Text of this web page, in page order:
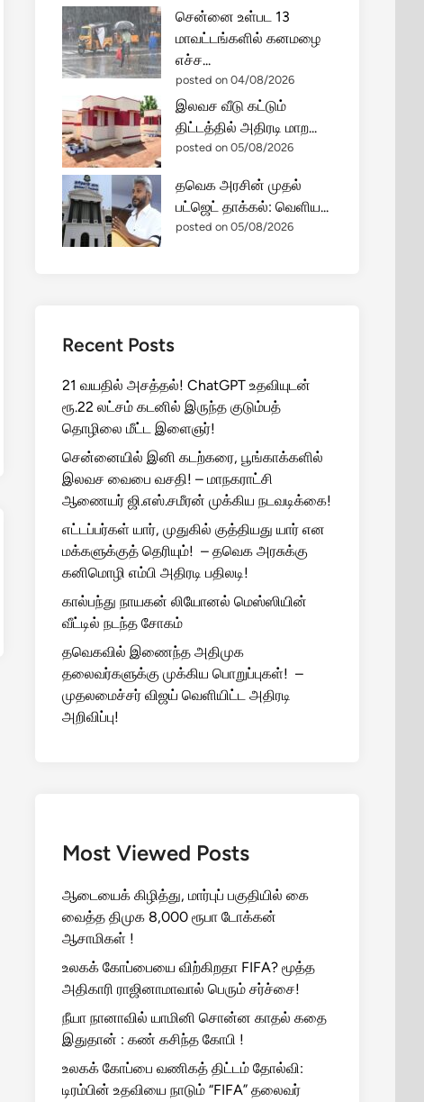
சென்னை உள்பட 13
மாவட்டங்களில் கனமழை
எச்ச...
posted on 04/08/2026
இலவச வீடு கட்டும்
திட்டத்தில் அதிரடி மாற...
posted on 05/08/2026
தவெக அரசின் முதல்
பட்ஜெட் தாக்கல்: வெளிய...
posted on 05/08/2026
Recent Posts
21 வயதில் அசத்தல்! ChatGPT உதவியுடன்
ரூ.22 லட்சம் கடனில் இருந்த குடும்பத்
தொழிலை மீட்ட இளைஞர்!
சென்னையில் இனி கடற்கரை, பூங்காக்களில்
இலவச வைபை வசதி! – மாநகராட்சி
ஆணையர் ஜி.எஸ்.சமீரன் முக்கிய நடவடிக்கை!
எட்டப்பர்கள் யார், முதுகில் குத்தியது யார் என
மக்களுக்குத் தெரியும்! – தவெக அரசுக்கு
கனிமொழி எம்பி அதிரடி பதிலடி!
கால்பந்து நாயகன் லியோனல் மெஸ்ஸியின்
வீட்டில் நடந்த சோகம்
தவெகவில் இணைந்த அதிமுக
தலைவர்களுக்கு முக்கிய பொறுப்புகள்! –
முதலமைச்சர் விஜய் வெளியிட்ட அதிரடி
அறிவிப்பு!
Most Viewed Posts
ஆடையைக் கிழித்து, மார்புப் பகுதியில் கை
வைத்த திமுக 8,000 ரூபா டோக்கன்
ஆசாமிகள் !
உலகக் கோப்பையை விற்கிறதா FIFA? மூத்த
அதிகாரி ராஜினாமாவால் பெரும் சர்ச்சை!
நீயா நானாவில் யாமினி சொன்ன காதல் கதை
இதுதான் : கண் கசிந்த கோபி !
உலகக் கோப்பை வணிகத் திட்டம் தோல்வி:
டிரம்பின் உதவியை நாடும் “FIFA” தலைவர்